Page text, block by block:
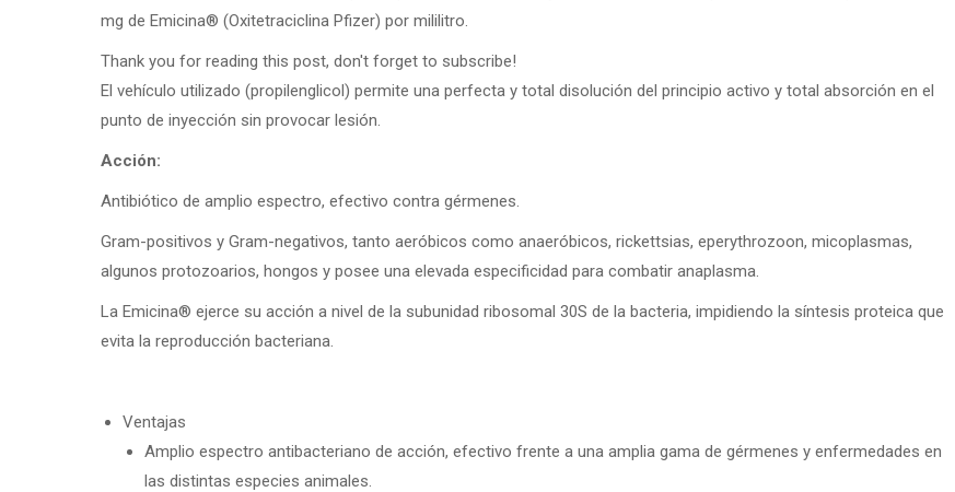
mg de Emicina® (Oxitetraciclina Pfizer) por mililitro.
Thank you for reading this post, don't forget to subscribe!
El vehículo utilizado (propilenglicol) permite una perfecta y total disolución del principio activo y total absorción en el
punto de inyección sin provocar lesión.
Acción:
Antibiótico de amplio espectro, efectivo contra gérmenes.
Gram-positivos y Gram-negativos, tanto aeróbicos como anaeróbicos, rickettsias, eperythrozoon, micoplasmas,
algunos protozoarios, hongos y posee una elevada especificidad para combatir anaplasma.
La Emicina® ejerce su acción a nivel de la subunidad ribosomal 30S de la bacteria, impidiendo la síntesis proteica que
evita la reproducción bacteriana.
Ventajas
Amplio espectro antibacteriano de acción, efectivo frente a una amplia gama de gérmenes y enfermedades en
las distintas especies animales.